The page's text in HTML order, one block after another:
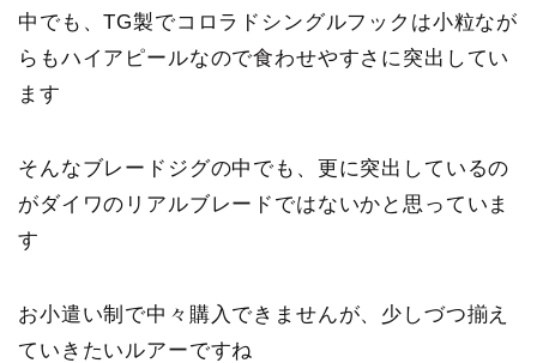
中でも、TG製でコロラドシングルフックは小粒なが
らもハイアピールなので食わせやすさに突出してい
ます
そんなブレードジグの中でも、更に突出しているの
がダイワのリアルブレードではないかと思っていま
す
お小遣い制で中々購入できませんが、少しづつ揃え
ていきたいルアーですね